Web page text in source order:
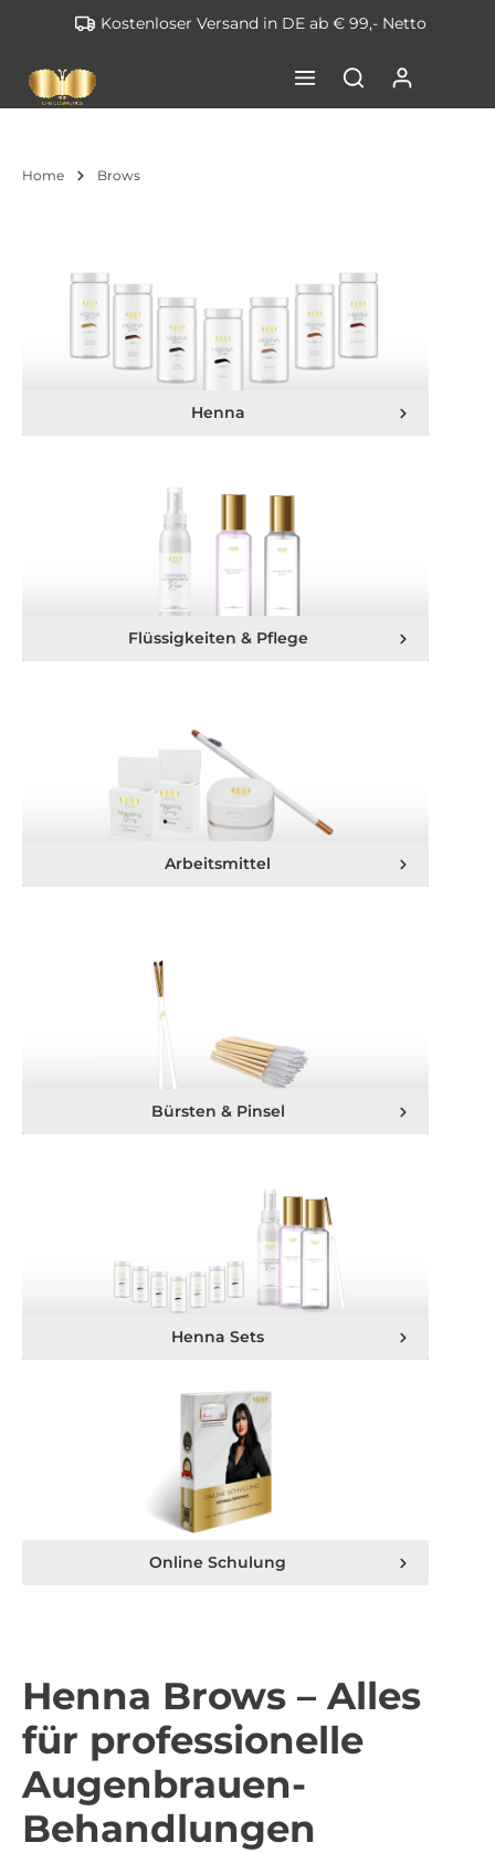
springenKostenloser Versand in DE ab € 99,- Netto
Home Brows
Henna
Flüssigkeiten & Pflege
Arbeitsmittel
Bürsten & Pinsel
Henna Sets
Online Schulung
Henna Brows – Alles
für professionelle
Augenbrauen-
Behandlungen